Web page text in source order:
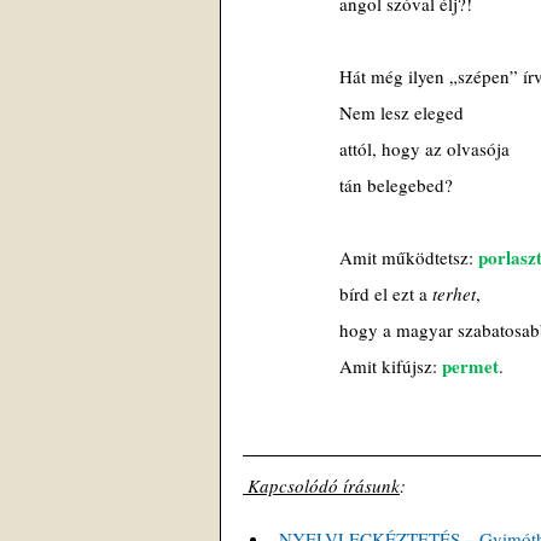
Hát még ilyen „szépen”
Nem lesz eleged
attól, hogy az olvasója
tán belegebed?
Amit működtetsz:
bírd el ezt a terhet,
hogy a magyar
Amit kifújsz: permet.
Kapcsolódó írásunk: